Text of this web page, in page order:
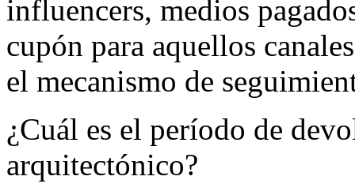
influencers, medios
cupón para aquellos
el mecanismo de
¿Cuál es el período de
arquitectónico?